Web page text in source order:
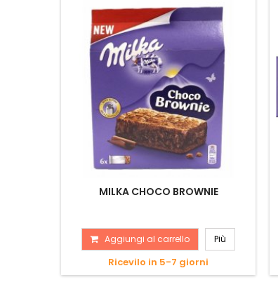
MILKA CHOCO BROWNIE
Aggiungi al carrello Più
Ricevilo in 5-7 giorni